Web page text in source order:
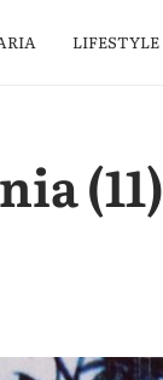
LIFESTYLE
(11)